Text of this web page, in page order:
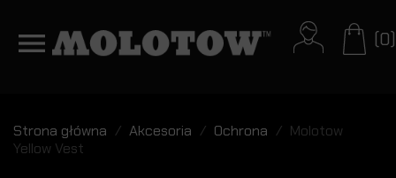
(0)
Strona główna Akcesoria Ochrona
Molotow
Yellow Vest